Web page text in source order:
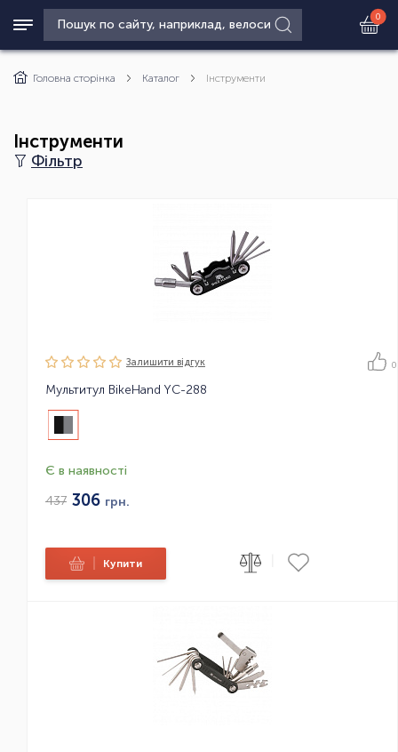
0
Головна сторінка Каталог Інструменти
Інструменти
Фільтр
Залишити вiдгук 0
Мультитул BikeHand YC-288
Є в наявності
437 306 грн.
Купити